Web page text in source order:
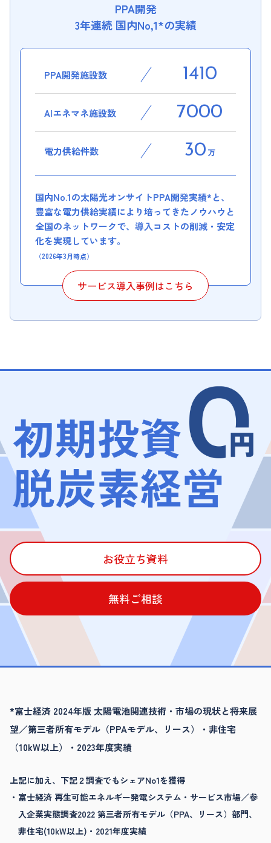
PPA開発
3年連続 国内No,1*の実績
PPA開発施設数 1410
AIエネマネ施設数 7000
電力供給件数 30 万
国内No.1の太陽光オンサイトPPA開発実績*と、
豊富な電力供給実績により培ってきたノウハウと
全国のネットワークで、導入コストの削減・安定
化を実現しています。
（2026年3月時点）
サービス導入事例はこちら
お役立ち資料
無料ご相談
*富士経済 2024年版 太陽電池関連技術・市場の現状と将来展
望／第三者所有モデル（PPAモデル、リース）・非住宅
（10kW以上）・2023年度実績
上記に加え、下記２調査でもシェアNo1を獲得
富士経済 再生可能エネルギー発電システム・サービス市場／参
入企業実態調査2022 第三者所有モデル（PPA、リース）部門、
非住宅(10kW以上)・2021年度実績